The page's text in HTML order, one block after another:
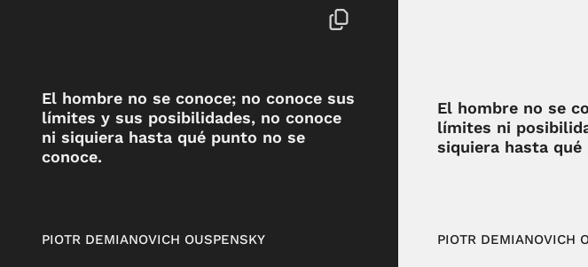
El hombre no se conoce; no conoce sus
límites y sus posibilidades, no conoce
ni siquiera hasta qué punto no se
conoce.
PIOTR DEMIANOVICH OUSPENSKY
El hombre no se
límites ni
siquiera hasta
PIOTR DEMIANOVICH